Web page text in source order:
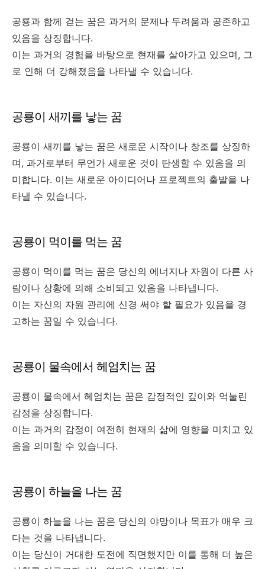
공룡과 함께 걷는 꿈은 과거의 문제나 두려움과 공존하고
있음을 상징합니다.
이는 과거의 경험을 바탕으로 현재를 살아가고 있으며, 그
로 인해 더 강해졌음을 나타낼 수 있습니다.
공룡이 새끼를 낳는 꿈
공룡이 새끼를 낳는 꿈은 새로운 시작이나 창조를 상징하
며, 과거로부터 무언가 새로운 것이 탄생할 수 있음을 의
미합니다. 이는 새로운 아이디어나 프로젝트의 출발을 나
타낼 수 있습니다.
공룡이 먹이를 먹는 꿈
공룡이 먹이를 먹는 꿈은 당신의 에너지나 자원이 다른 사
람이나 상황에 의해 소비되고 있음을 나타냅니다.
이는 자신의 자원 관리에 신경 써야 할 필요가 있음을 경
고하는 꿈일 수 있습니다.
공룡이 물속에서 헤엄치는 꿈
공룡이 물속에서 헤엄치는 꿈은 감정적인 깊이와 억눌린
감정을 상징합니다.
이는 과거의 감정이 여전히 현재의 삶에 영향을 미치고 있
음을 의미할 수 있습니다.
공룡이 하늘을 나는 꿈
공룡이 하늘을 나는 꿈은 당신의 야망이나 목표가 매우 크
다는 것을 나타냅니다.
이는 당신이 거대한 도전에 직면했지만 이를 통해 더 높은